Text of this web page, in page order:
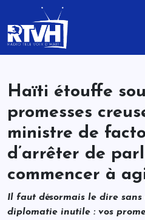
Haïti étouffe
promesses
ministre de
d’arrêter de
commencer à
Il faut désormais le dire sans
diplomatie inutile : vos